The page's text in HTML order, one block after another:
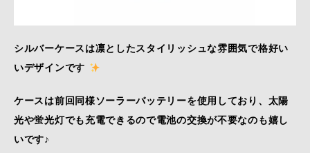
シルバーケースは凛としたスタイリッシュな雰囲気で格好い
いデザインです
ケースは前回同様ソーラーバッテリーを使用しており、太陽
光や蛍光灯でも充電できるので電池の交換が不要なのも嬉し
いです♪